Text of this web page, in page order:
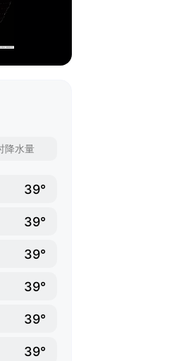
降水量
39°
39°
39°
39°
39°
39°